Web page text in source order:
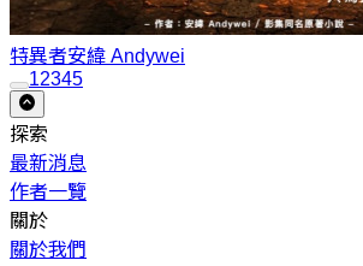
特異者安緯 Andywei
12345
探索
最新消息
作者一覽
關於
關於我們